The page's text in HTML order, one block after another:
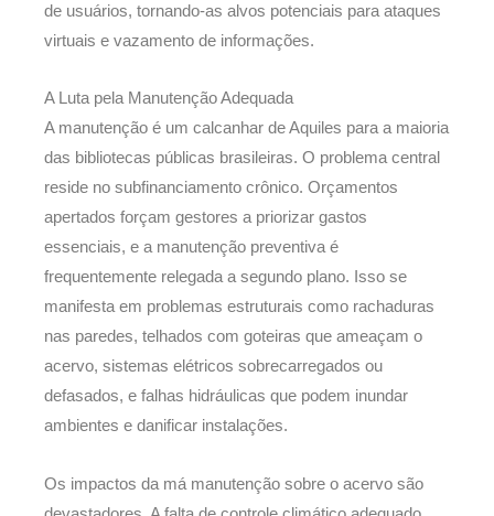
de usuários, tornando-as alvos potenciais para ataques
virtuais e vazamento de informações.
A Luta pela Manutenção Adequada
A manutenção é um calcanhar de Aquiles para a maioria
das bibliotecas públicas brasileiras. O problema central
reside no subfinanciamento crônico. Orçamentos
apertados forçam gestores a priorizar gastos
essenciais, e a manutenção preventiva é
frequentemente relegada a segundo plano. Isso se
manifesta em problemas estruturais como rachaduras
nas paredes, telhados com goteiras que ameaçam o
acervo, sistemas elétricos sobrecarregados ou
defasados, e falhas hidráulicas que podem inundar
ambientes e danificar instalações.
Os impactos da má manutenção sobre o acervo são